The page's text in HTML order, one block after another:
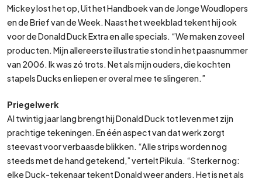
Mickey lost het op, Uit het Handboek van de Jonge Woudlopers
en de Brief van de Week. Naast het weekblad tekent hij ook
voor de Donald Duck Extra en alle specials. “We maken zoveel
producten. Mijn allereerste illustratie stond in het paasnummer
van 2006. Ik was zó trots. Net als mijn ouders, die kochten
stapels Ducks en liepen er overal mee te slingeren.”
Priegelwerk
Al twintig jaar lang brengt hij Donald Duck tot leven met zijn
prachtige tekeningen. En één aspect van dat werk zorgt
steevast voor verbaasde blikken. “Alle strips worden nog
steeds met de hand getekend,” vertelt Pikula. “Sterker nog:
elke Duck-tekenaar tekent Donald weer anders. Het is net als